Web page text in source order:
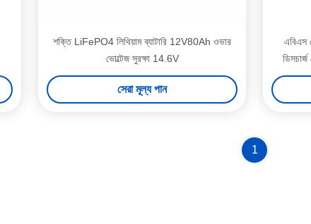
শক্তি LiFePO4 লিথিয়াম ব্যাটারি 12V80Ah ওভার
ভোল্টেজ সুরক্ষা 14.6V
সেরা মূল্য পান
এবিএস
1